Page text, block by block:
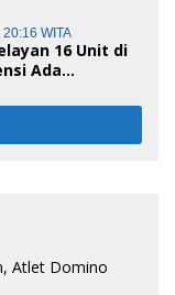
WITA
16 Unit di
Ada